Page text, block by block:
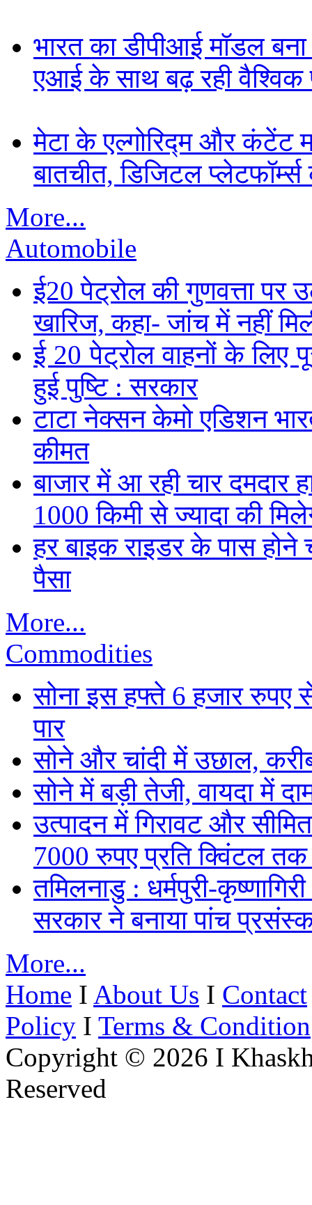
भारत का डीपीआई मॉडल
एआई के साथ बढ़ रही वैश्विक
मेटा के एल्गोरिद्म और कंटेंट
बातचीत, डिजिटल प्लेटफॉर्म्स
More...
Automobile
ई20 पेट्रोल की गुणवत्ता पर
खारिज, कहा- जांच में नहीं
ई 20 पेट्रोल वाहनों के लिए
हुई पुष्टि : सरकार
टाटा नेक्सन केमो एडिशन
कीमत
बाजार में आ रही चार दमदार
1000 किमी से ज्यादा की
हर बाइक राइडर के पास होने
पैसा
More...
Commodities
सोना इस हफ्ते 6 हजार
पार
सोने और चांदी में उछाल,
सोने में बड़ी तेजी, वायदा में
उत्पादन में गिरावट और
7000 रुपए प्रति क्विंटल
तमिलनाडु : धर्मपुरी-
सरकार ने बनाया पांच
More...
Home I About Us I Contact
Policy I Terms & Condition
Copyright © 2026 I
Reserved